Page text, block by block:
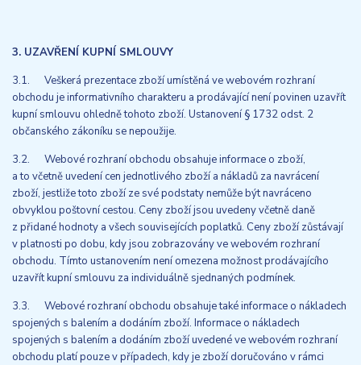
3. UZAVŘENÍ KUPNÍ SMLOUVY
3.1. Veškerá prezentace zboží umístěná ve webovém rozhraní
obchodu je informativního charakteru a prodávající není povinen uzavřít
kupní smlouvu ohledně tohoto zboží. Ustanovení § 1732 odst. 2
občanského zákoníku se nepoužije.
3.2. Webové rozhraní obchodu obsahuje informace o zboží,
a to včetně uvedení cen jednotlivého zboží a nákladů za navrácení
zboží, jestliže toto zboží ze své podstaty nemůže být navráceno
obvyklou poštovní cestou. Ceny zboží jsou uvedeny včetně daně
z přidané hodnoty a všech souvisejících poplatků. Ceny zboží zůstávají
v platnosti po dobu, kdy jsou zobrazovány ve webovém rozhraní
obchodu. Tímto ustanovením není omezena možnost prodávajícího
uzavřít kupní smlouvu za individuálně sjednaných podmínek.
3.3. Webové rozhraní obchodu obsahuje také informace o nákladech
spojených s balením a dodáním zboží. Informace o nákladech
spojených s balením a dodáním zboží uvedené ve webovém rozhraní
obchodu platí pouze v případech, kdy je zboží doručováno v rámci